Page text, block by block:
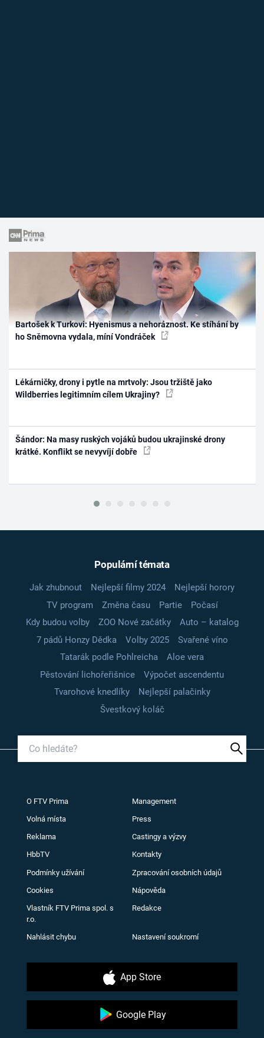
Bartošek k Turkovi: Hyenismus a nehoráznost. Ke stíhání by
ho Sněmovna vydala, míní Vondráček
Lékárničky, drony i pytle na mrtvoly: Jsou tržiště jako
Wildberries legitimním cílem Ukrajiny?
Šándor: Na masy ruských vojáků budou ukrajinské drony
krátké. Konflikt se nevyvíjí dobře
Populární témata
Jak zhubnout Nejlepší filmy 2024
Nejlepší horory
TV program
Změna času Partie
Počasí
Kdy budou volby
ZOO Nové začátky
Auto – katalog
7 pádů Honzy Dědka
Volby 2025
Svařené víno
Tatarák podle Pohlreicha
Aloe vera
Pěstování lichořeřišnice
Výpočet ascendentu
Tvarohové knedlíky
Nejlepší palačinky
Švestkový koláč
O FTV Prima Management
Volná místa Press
Reklama Castingy a výzvy
HbbTV Kontakty
Podmínky užívání Zpracování osobních údajů
Cookies Nápověda
Vlastník FTV Prima spol. s
r.o.
Redakce
Nahlásit chybu Nastavení soukromí
App Store
Google Play